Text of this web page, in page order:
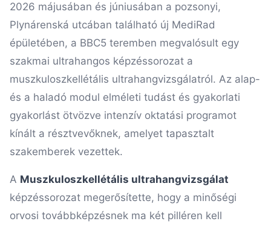
2026 májusában és júniusában a pozsonyi,
Plynárenská utcában található új MediRad
épületében, a BBC5 teremben megvalósult egy
szakmai ultrahangos képzéssorozat a
muszkuloszkellétális ultrahangvizsgálatról. Az alap-
és a haladó modul elméleti tudást és gyakorlati
gyakorlást ötvözve intenzív oktatási programot
kínált a résztvevőknek, amelyet tapasztalt
szakemberek vezettek.
A Muszkuloszkellétális ultrahangvizsgálat
képzéssorozat megerősítette, hogy a minőségi
orvosi továbbképzésnek ma két pilléren kell